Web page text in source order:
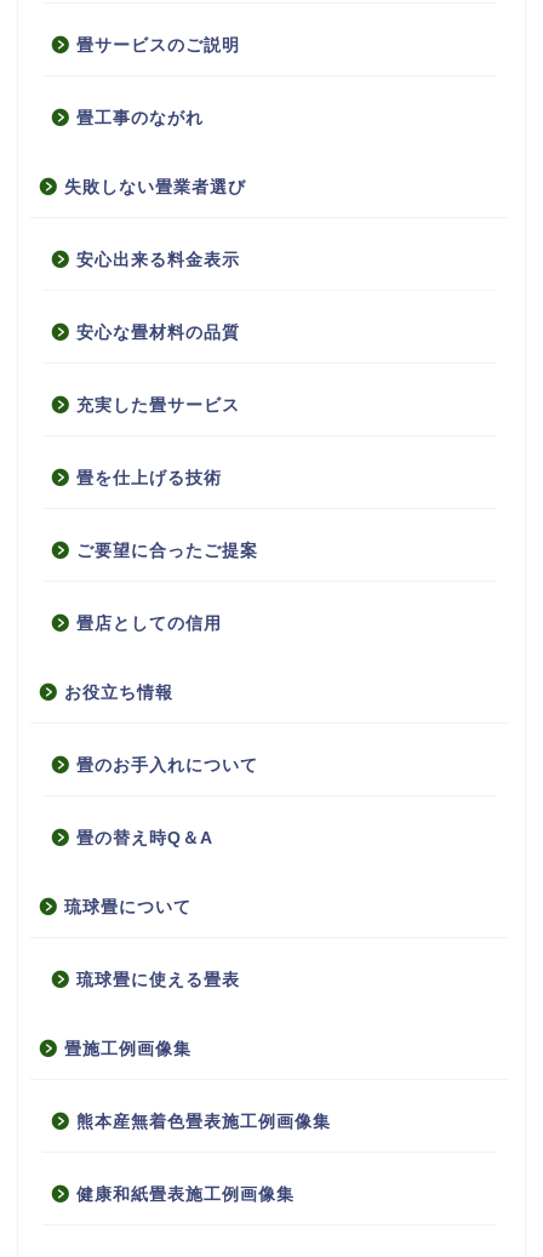
畳サービスのご説明
畳工事のながれ
失敗しない畳業者選び
安心出来る料金表示
安心な畳材料の品質
充実した畳サービス
畳を仕上げる技術
ご要望に合ったご提案
畳店としての信用
お役立ち情報
畳のお手入れについて
畳の替え時Q＆A
琉球畳について
琉球畳に使える畳表
畳施工例画像集
熊本産無着色畳表施工例画像集
健康和紙畳表施工例画像集